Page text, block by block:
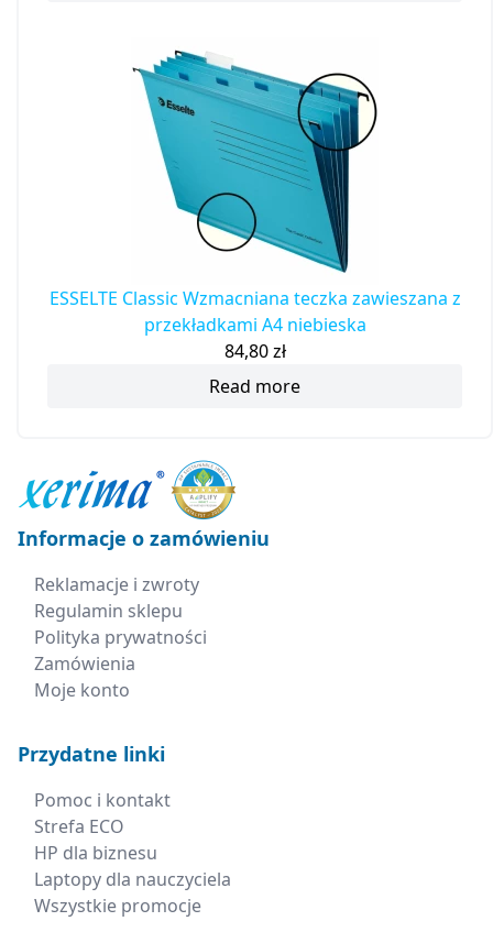
ESSELTE Classic Wzmacniana teczka zawieszana z
przekładkami A4 niebieska
84,80zł
Read more
Informacje o zamówieniu
Reklamacje i zwroty
Regulamin sklepu
Polityka prywatności
Zamówienia
Moje konto
Przydatne linki
Pomoc i kontakt
Strefa ECO
HP dla biznesu
Laptopy dla nauczyciela
Wszystkie promocje